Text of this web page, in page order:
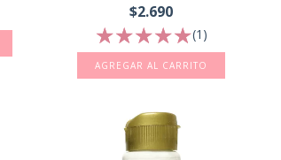
$2.690
(1)